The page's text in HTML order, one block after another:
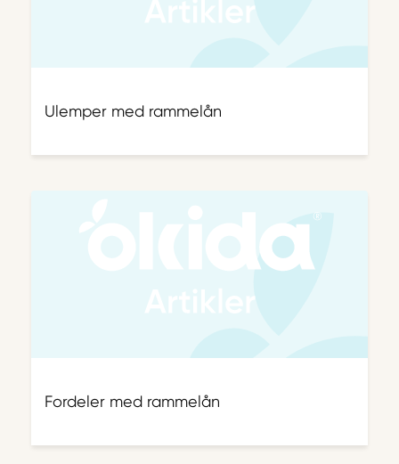
Ulemper med rammelån
Fordeler med rammelån